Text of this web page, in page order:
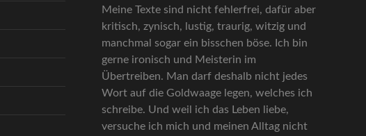
Meine Texte sind nicht fehlerfrei, dafür aber
kritisch, zynisch, lustig, traurig, witzig und
manchmal sogar ein bisschen böse. Ich bin
gerne ironisch und Meisterin im
Übertreiben. Man darf deshalb nicht jedes
Wort auf die Goldwaage legen, welches ich
schreibe. Und weil ich das Leben liebe,
versuche ich mich und meinen Alltag nicht